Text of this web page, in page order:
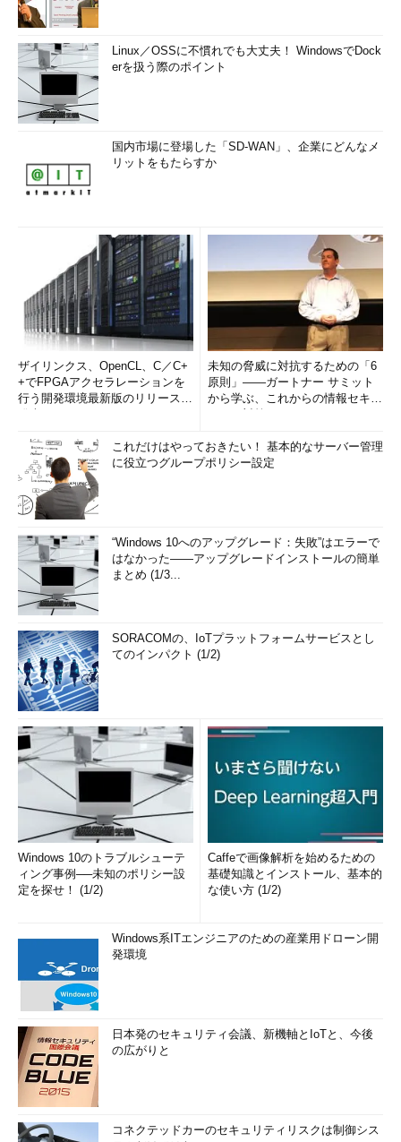
Linux／OSSに不慣れでも大丈夫！ WindowsでDock
erを扱う際のポイント
国内市場に登場した「SD-WAN」、企業にどんなメ
リットをもたらすか
ザイリンクス、OpenCL、C／C+
+でFPGAアクセラレーションを
行う開発環境最新版のリリースを
未知の脅威に対抗するための「6
原則」――ガートナー サミット
から学ぶ、これからの情報セキュ
これだけはやっておきたい！ 基本的なサーバー管理
に役立つグループポリシー設定
“Windows 10へのアップグレード：失敗”はエラーで
はなかった――アップグレードインストールの簡単
まとめ (1/3...
SORACOMの、IoTプラットフォームサービスとし
てのインパクト (1/2)
Windows 10のトラブルシューテ
ィング事例──未知のポリシー設
定を探せ！ (1/2)
Caffeで画像解析を始めるための
基礎知識とインストール、基本的
な使い方 (1/2)
Windows系ITエンジニアのための産業用ドローン開
発環境
日本発のセキュリティ会議、新機軸とIoTと、今後
の広がりと
コネクテッドカーのセキュリティリスクは制御シス